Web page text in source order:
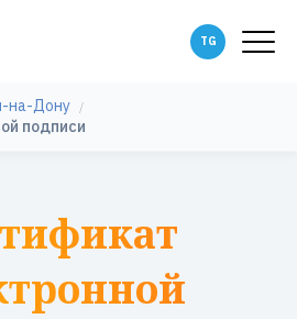
на-Дону
подписи